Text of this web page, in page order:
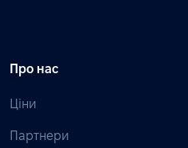
Про нас
Ціни
Партнери